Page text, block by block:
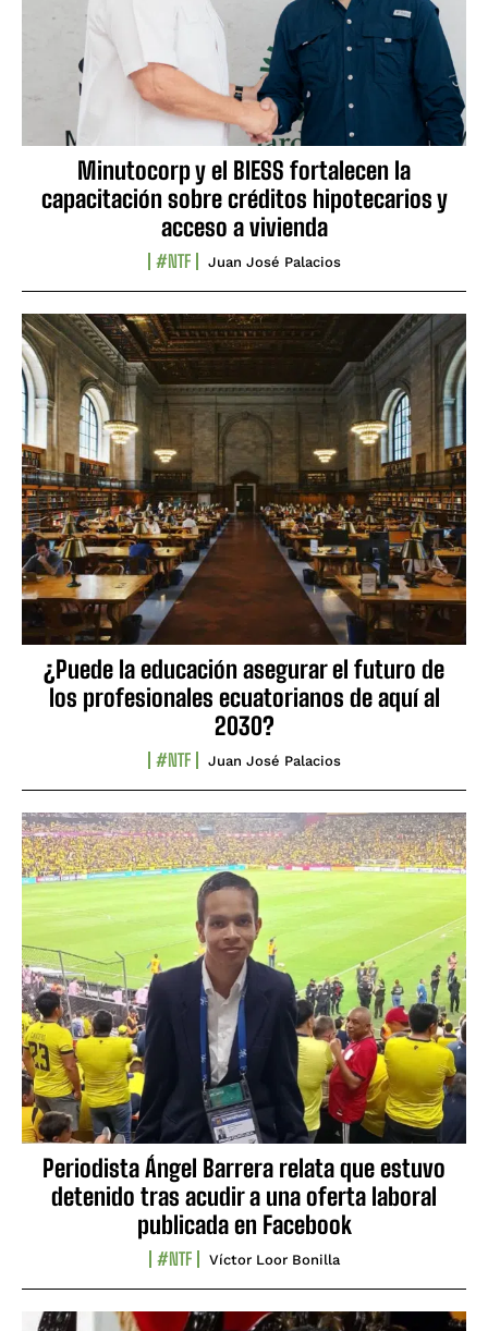
Minutocorp y el BIESS fortalecen la
capacitación sobre créditos hipotecarios y
acceso a vivienda
#NTF Juan José Palacios
¿Puede la educación asegurar el futuro de
los profesionales ecuatorianos de aquí al
2030?
#NTF Juan José Palacios
Periodista Ángel Barrera relata que estuvo
detenido tras acudir a una oferta laboral
publicada en Facebook
#NTF Víctor Loor Bonilla